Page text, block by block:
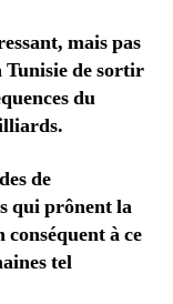
mais pas
de sortir
du
de
qui prônent la
à ce
tel